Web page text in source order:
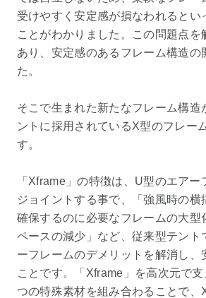
受けやすく安定感が損なわれるとい
ことがわかりました。この問題点を
あり、安定感のあるフレーム構造の
た。
そこで生まれた新たなフレーム構造
ントに採用されているX型のフレー
す。
「Xframe」の特徴は、U型のエアー
ジョイントする事で、「強風時の横
確保するのに必要なフレームの大型
ペースの減少」など、従来型テント
ーフレームのデメリットを解消し、
ことです。「Xframe」を高次元で
つの特殊素材を組み合わることで、